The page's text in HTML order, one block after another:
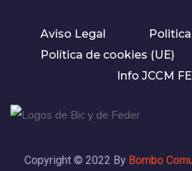
Aviso Legal
Política de cookies (UE)
Info JCCM FEI
Copyright © 2022 By Bombo